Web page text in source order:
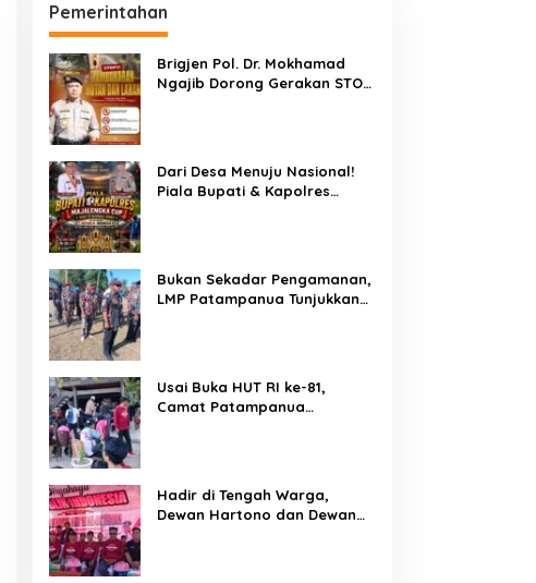
Pemerintahan
Brigjen Pol. Dr. Mokhamad
Ngajib Dorong Gerakan STOP
Dari Desa Menuju Nasional!
Piala Bupati & Kapolres
Bukan Sekadar Pengamanan,
LMP Patampanua Tunjukkan
Usai Buka HUT RI ke-81,
Camat Patampanua
Mendengar!
Hadir di Tengah Warga,
Dewan Hartono dan Dewan